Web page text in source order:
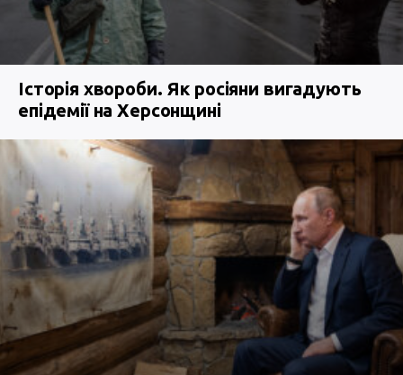
Історія хвороби. Як росіяни вигадують
епідемії на Херсонщині